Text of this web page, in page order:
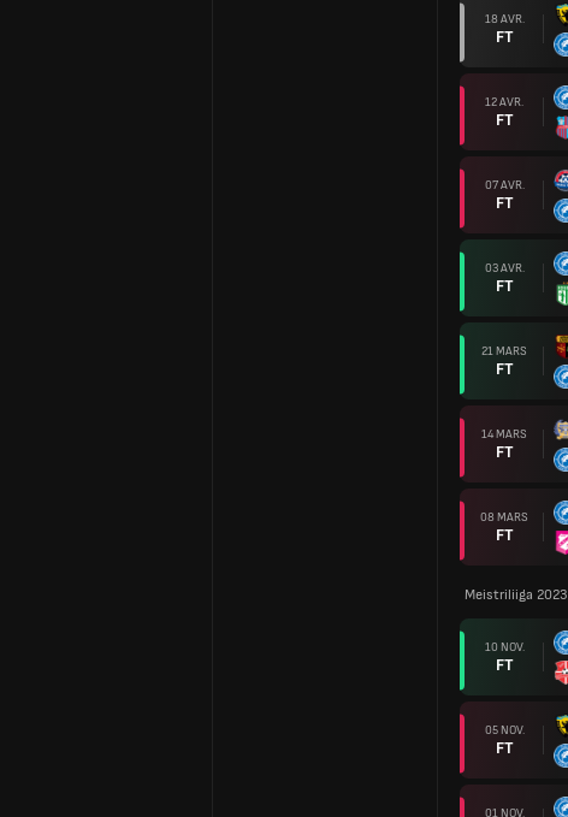
18 AVR.
FT
12 AVR.
FT
07 AVR.
FT
03 AVR.
FT
21 MARS
FT
14 MARS
FT
08 MARS
FT
Meistriliiga 2023
10 NOV.
FT
05 NOV.
FT
01 NOV.